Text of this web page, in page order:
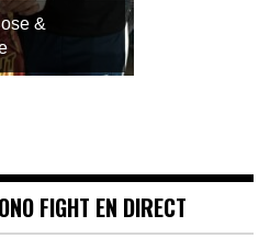
&
FIGHT EN DIRECT